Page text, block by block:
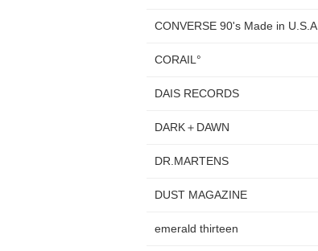
CONVERSE 90's Made in U.S.A
CORAIL°
DAIS RECORDS
DARK＋DAWN
DR.MARTENS
DUST MAGAZINE
emerald thirteen